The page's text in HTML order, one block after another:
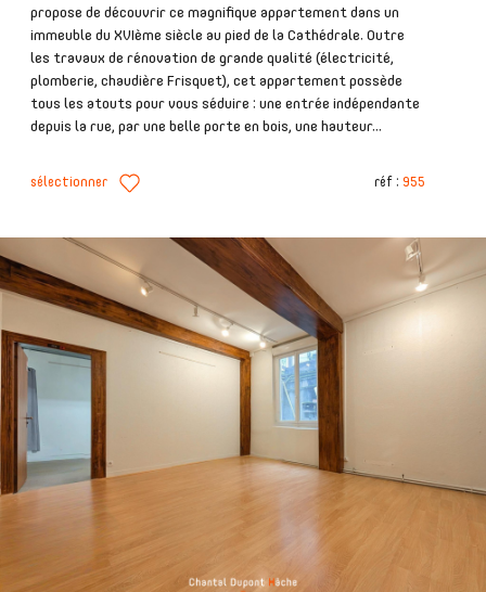
propose de découvrir ce magnifique appartement dans un
immeuble du XVIème siècle au pied de la Cathédrale. Outre
les travaux de rénovation de grande qualité (électricité,
plomberie, chaudière Frisquet), cet appartement possède
tous les atouts pour vous séduire : une entrée indépendante
depuis la rue, par une belle porte en bois, une hauteur...
sélectionner réf : 955